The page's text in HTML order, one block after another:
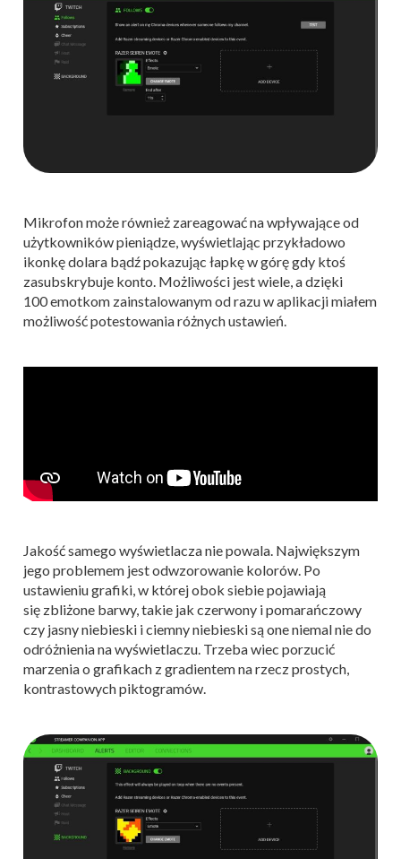
Mikrofon może również zareagować na wpływające od
użytkowników pieniądze, wyświetlając przykładowo
ikonkę dolara bądź pokazując łapkę w górę gdy ktoś
zasubskrybuje konto. Możliwości jest wiele, a dzięki
100 emotkom zainstalowanym od razu w aplikacji miałem
możliwość potestowania różnych ustawień.
Jakość samego wyświetlacza nie powala. Największym
jego problemem jest odwzorowanie kolorów. Po
ustawieniu grafiki, w której obok siebie pojawiają
się zbliżone barwy, takie jak czerwony i pomarańczowy
czy jasny niebieski i ciemny niebieski są one niemal nie do
odróżnienia na wyświetlaczu. Trzeba wiec porzucić
marzenia o grafikach z gradientem na rzecz prostych,
kontrastowych piktogramów.